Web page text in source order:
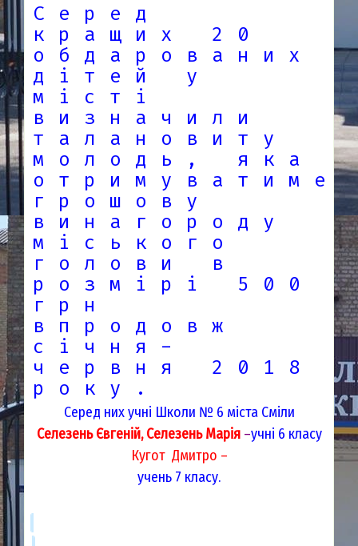
Серед
кращих 20
обдарованих
дітей у
місті
визначили
талановиту
молодь, яка
отримуватиме
грошову
винагороду
міського
голови в
розмірі 500
грн
впродовж
січня-
червня 2018
року.
Серед них учні Школи № 6 міста Сміли
Селезень Євгеній, Селезень Марія–учні 6 класу
Кугот Дмитро –
учень 7 класу.